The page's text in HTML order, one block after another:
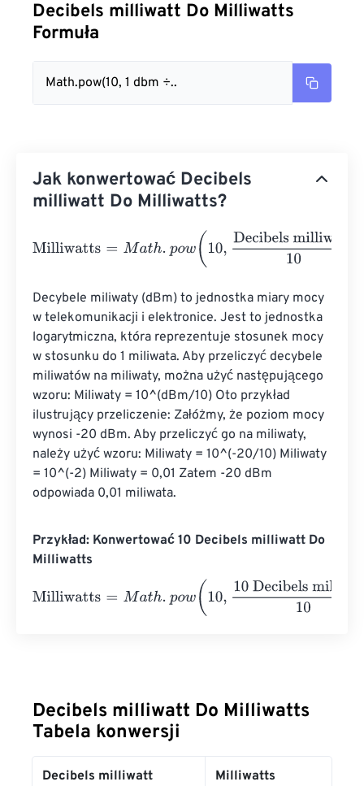
Decibels milliwatt Do Milliwatts
Formuła
Math.pow(10, 1 dbm ÷..
Jak konwertować Decibels
milliwatt Do Milliwatts?
Milliwatts .p o (10 Decibels milliwatt10
Decybele miliwaty (dBm) to jednostka miary mocy
w telekomunikacji i elektronice. Jest to jednostka
logarytmiczna, która reprezentuje stosunek mocy
w stosunku do 1 miliwata. Aby przeliczyć decybele
miliwatów na miliwaty, można użyć następującego
wzoru: Miliwaty = 10^(dBm/10) Oto przykład
ilustrujący przeliczenie: Załóżmy, że poziom mocy
wynosi -20 dBm. Aby przeliczyć go na miliwaty,
należy użyć wzoru: Miliwaty = 10^(-20/10) Miliwaty
= 10^(-2) Miliwaty = 0,01 Zatem -20 dBm
odpowiada 0,01 miliwata.
Przykład: Konwertować 10 Decibels milliwatt Do
Milliwatts
Milliwatts
.p o (10 10 Decibels milliwatt10) =10
Decibels milliwatt Do Milliwatts
Tabela konwersji
Decibels milliwatt Milliwatts